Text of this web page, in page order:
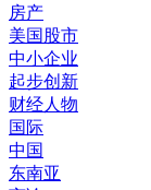
房产
美国股市
中小企业
起步创新
财经人物
国际
中国
东南亚